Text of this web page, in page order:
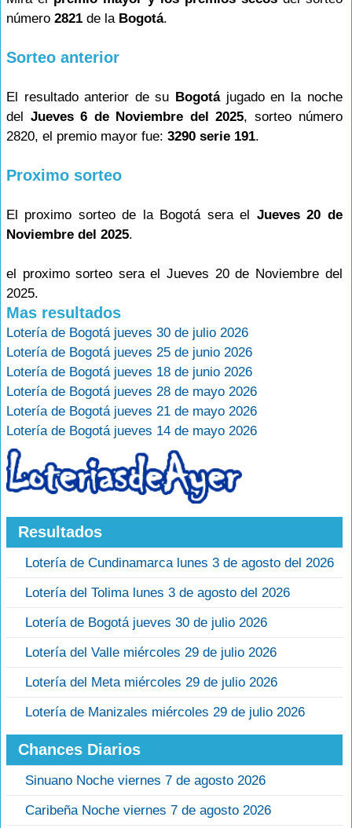
número 2821 de la Bogotá.
Sorteo anterior
El resultado anterior de su Bogotájugado en la noche
del Jueves 6 de Noviembre del 2025, sorteo número
2820, el premio mayor fue: 3290 serie 191.
Proximo sorteo
El proximo sorteo de la Bogotá sera el Jueves 20 de
Noviembre del 2025.
el proximo sorteo sera el Jueves 20 de Noviembre del
2025.
Mas resultados
Lotería de Bogotá jueves 30 de julio 2026
Lotería de Bogotá jueves 25 de junio 2026
Lotería de Bogotá jueves 18 de junio 2026
Lotería de Bogotá jueves 28 de mayo 2026
Lotería de Bogotá jueves 21 de mayo 2026
Lotería de Bogotá jueves 14 de mayo 2026
Resultados
Lotería de Cundinamarca lunes 3 de agosto del 2026
Lotería del Tolima lunes 3 de agosto del 2026
Lotería de Bogotá jueves 30 de julio 2026
Lotería del Valle miércoles 29 de julio 2026
Lotería del Meta miércoles 29 de julio 2026
Lotería de Manizales miércoles 29 de julio 2026
Chances Diarios
Sinuano Noche viernes 7 de agosto 2026
Caribeña Noche viernes 7 de agosto 2026